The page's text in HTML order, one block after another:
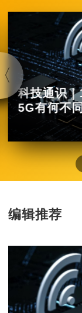
科技通识
5G有何不
编辑推荐